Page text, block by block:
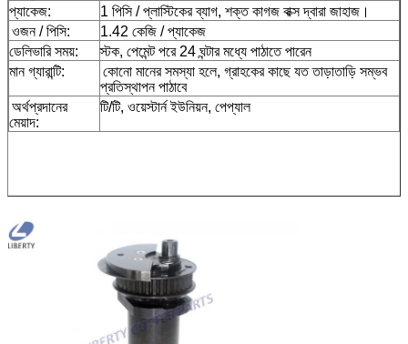
প্যাকেজ:
1 পিসি / প্লাস্টিকের ব্যাগ, শক্ত কাগজ বাক্স দ্বারা জাহাজ।
ওজন / পিসি:
1.42 কেজি / প্যাকেজ
ডেলিভারি সময়:
স্টক, পেমেন্ট পরে 24 ঘন্টার মধ্যে পাঠাতে পারেন
মান গ্যারান্টি:
কোনো মানের সমস্যা হলে, গ্রাহকের কাছে যত তাড়াতাড়ি সম্ভব
প্রতিস্থাপন পাঠাবে
অর্থপ্রদানের
মেয়াদ:
টি/টি, ওয়েস্টার্ন ইউনিয়ন, পেপ্যাল